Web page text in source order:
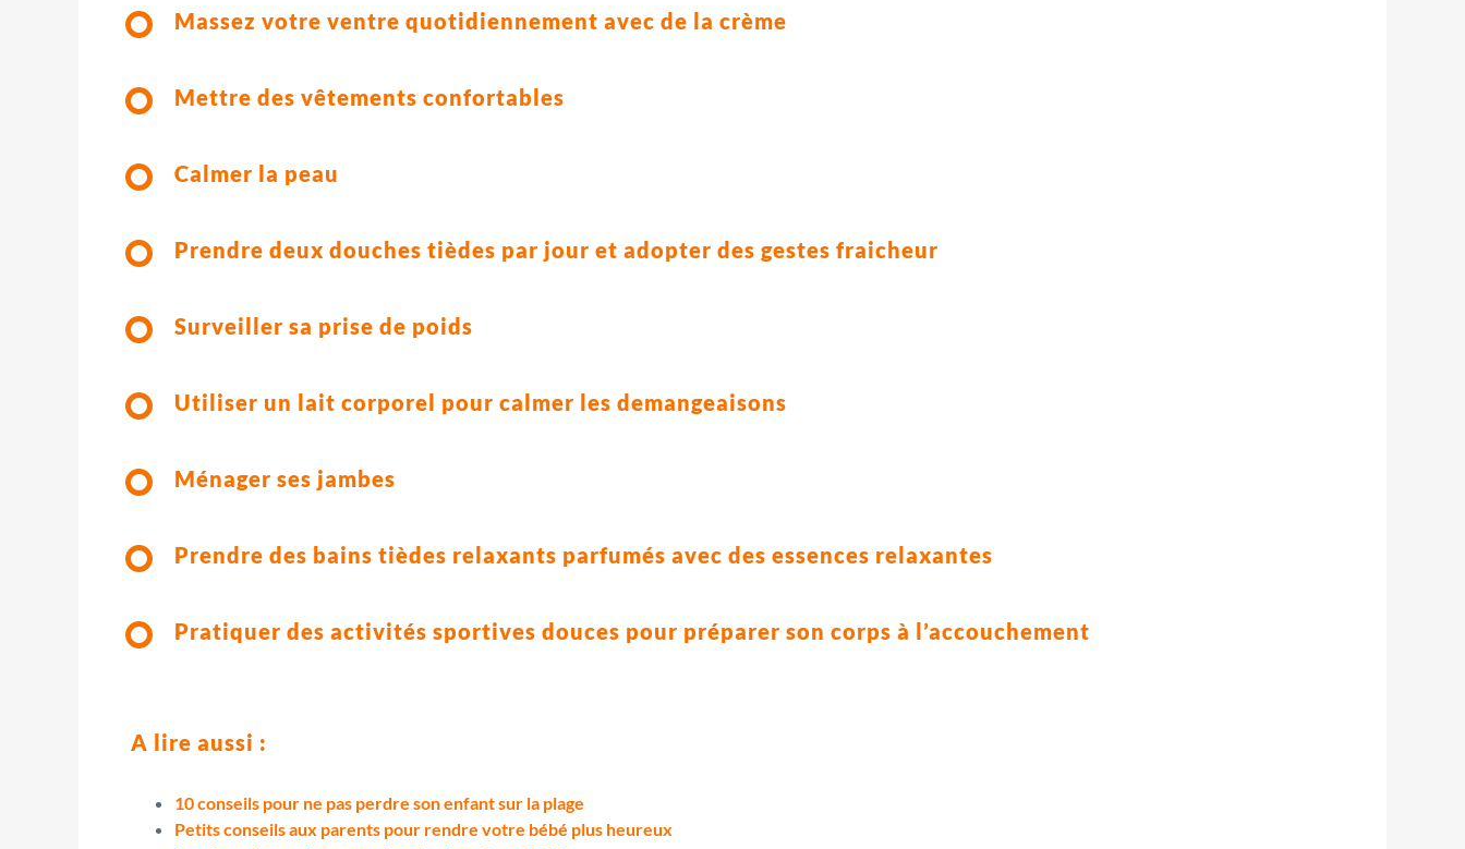
Massez votre ventre quotidiennement avec de la crème
Mettre des vêtements confortables
Calmer la peau
Prendre deux douches tièdes par jour et adopter des gestes fraicheur
Surveiller sa prise de poids
Utiliser un lait corporel pour calmer les demangeaisons
Ménager ses jambes
Prendre des bains tièdes relaxants parfumés avec des essences relaxantes
Pratiquer des activités sportives douces pour préparer son corps à l’accouchement
A lire aussi :
10 conseils pour ne pas perdre son enfant sur la plage
Petits conseils aux parents pour rendre votre bébé plus heureux